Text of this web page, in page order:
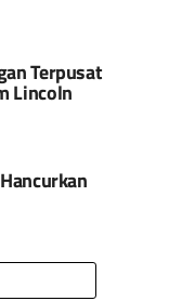
Terpusat
Lincoln